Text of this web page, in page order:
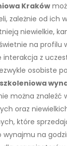
Kraków
zależnie od ich
niewielkie,
na profilu
interakcja z
osobiste
można znaleźć
oraz
które
wynajmu na